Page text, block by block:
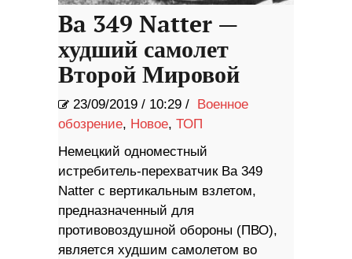
Ba 349 Natter —
худший самолет
Второй Мировой
23/09/2019 / 10:29 /
Военное
обозрение, Новое, ТОП
Немецкий одноместный
истребитель-перехватчик Ba 349
Natter с вертикальным взлетом,
предназначенный для
противовоздушной обороны (ПВО),
является худшим самолетом во